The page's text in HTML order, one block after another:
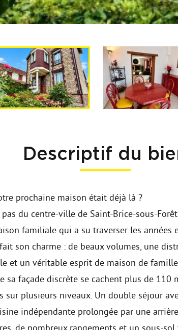
Descriptif du
prochaine maison était déjà là ?
pas du centre-ville de Saint-Brice-sous-
familiale qui a su traverser les années
son charme : de beaux volumes, une
et un véritable esprit de maison de
sa façade discrète se cachent plus de 110
sur plusieurs niveaux. Un double séjour
indépendante prolongée par une